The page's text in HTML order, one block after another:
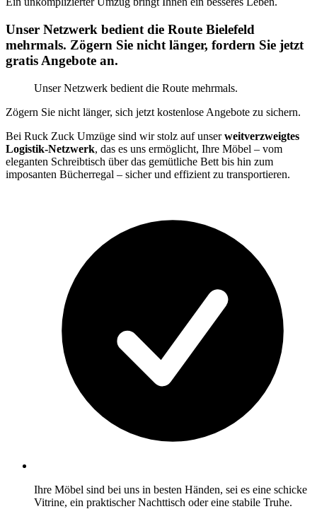
Unser Netzwerk bedient die Route Bielefeld
mehrmals. Zögern Sie nicht länger, fordern Sie jetzt
gratis Angebote an.
Unser Netzwerk bedient die Route mehrmals.
Zögern Sie nicht länger, sich jetzt kostenlose Angebote zu sichern.
Bei Ruck Zuck Umzüge sind wir stolz auf unserweitverzweigtes
Logistik-Netzwerk, das es uns ermöglicht, Ihre Möbel – vom
eleganten Schreibtisch über das gemütliche Bett bis hin zum
imposanten Bücherregal – sicher und effizient zu transportieren.
Ihre Möbel sind bei uns in besten Händen, sei es eine schicke
Vitrine, ein praktischer Nachttisch oder eine stabile Truhe.